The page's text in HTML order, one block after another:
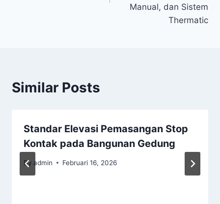
Manual, dan Sistem
Thermatic
Similar Posts
Standar Elevasi Pemasangan Stop
Kontak pada Bangunan Gedung
By admin Februari 16, 2026